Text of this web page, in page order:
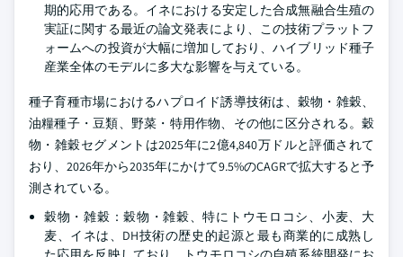
期的応用である。イネにおける安定した合成無融合生殖の
実証に関する最近の論文発表により、この技術プラットフ
ォームへの投資が大幅に増加しており、ハイブリッド種子
産業全体のモデルに多大な影響を与えている。
種子育種市場におけるハプロイド誘導技術は、穀物・雑穀、
油糧種子・豆類、野菜・特用作物、その他に区分される。穀
物・雑穀セグメントは2025年に2億4,840万ドルと評価されて
おり、2026年から2035年にかけて9.5%のCAGRで拡大すると予
測されている。
穀物・雑穀：穀物・雑穀、特にトウモロコシ、小麦、大
麦、イネは、DH技術の歴史的起源と最も商業的に成熟し